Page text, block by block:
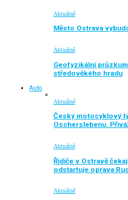
Aktuálně
Město Ostrava
Aktuálně
Geofyzikální
středověkého hradu
Auto
Aktuálně
Český motocyklový
Oscherslebenu.
Aktuálně
Řidiče v Ostravě
odstartuje oprava
Aktuálně